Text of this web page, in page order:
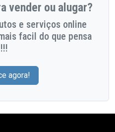
vender ou alugar?
e serviços online
facil do que pensa
!!!
agora!